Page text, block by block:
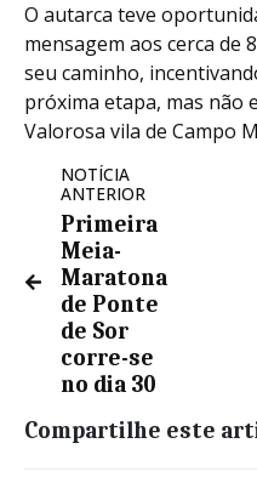
O autarca teve
mensagem aos cerca de
seu caminho,
próxima etapa, mas não
Valorosa vila de Campo
NOTÍCIA
ANTERIOR
Primeira
Meia-
Maratona
de Ponte
de Sor
corre-se
no dia 30
Compartilhe este